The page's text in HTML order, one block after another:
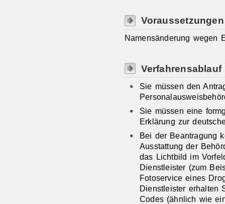
Voraussetzungen
Namensänderung wegen
Verfahrensablauf
Sie müssen den
Sie müssen eine
Erklärung zur
Bei der Beantragung
Ausstattung der
das Lichtbild im
Dienstleister (zum
Fotoservice eines
Dienstleister erhalten
Codes (ähnlich wie